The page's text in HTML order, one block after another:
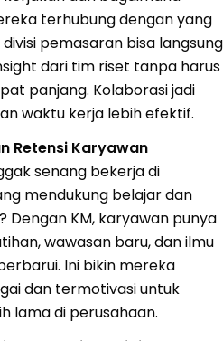
terhubung dengan yang
divisi pemasaran bisa langsung
dari tim riset tanpa harus
panjang. Kolaborasi jadi
waktu kerja lebih efektif.
Retensi Karyawan
senang bekerja di
mendukung belajar dan
Dengan KM, karyawan punya
wawasan baru, dan ilmu
Ini bikin mereka
dan termotivasi untuk
lama di perusahaan.